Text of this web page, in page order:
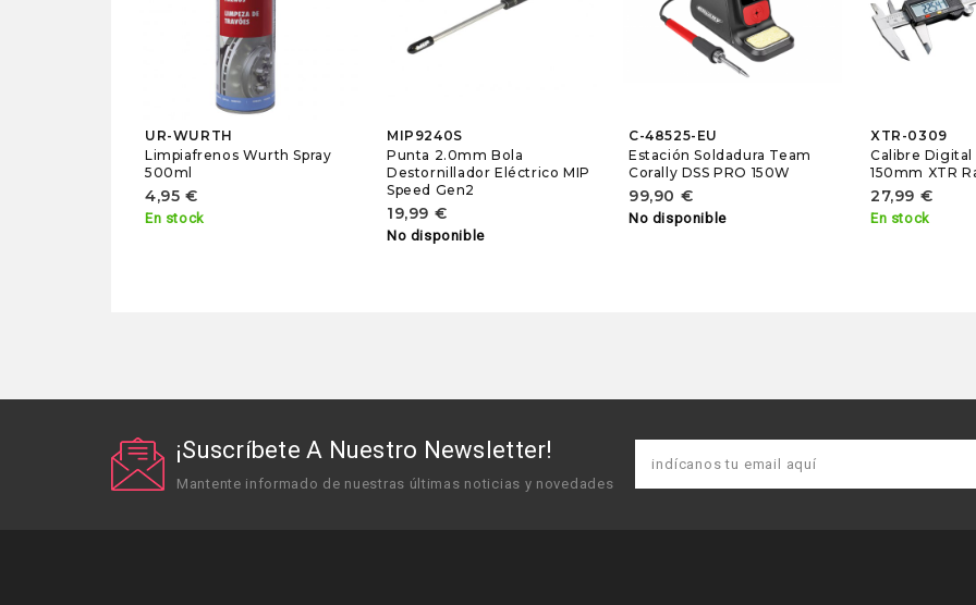
UR-WURTH
Limpiafrenos Wurth Spray
500ml
4,95 €
En stock
MIP9240S
Punta 2.0mm Bola
Destornillador Eléctrico MIP
Speed Gen2
19,99 €
No disponible
C-48525-EU
Estación Soldadura Team
Corally DSS PRO 150W
99,90 €
No disponible
XTR-0309
Calibre
150mm XTR
27,99 €
En stock
¡Suscríbete A Nuestro Newsletter!
Mantente informado de nuestras últimas noticias y novedades